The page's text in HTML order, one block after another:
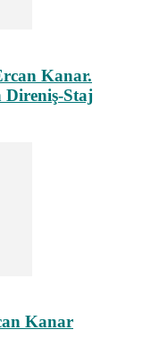
Kanar.
Direniş-Staj
Kanar